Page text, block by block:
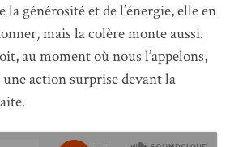
générosité et de l’énergie, elle en
mais la colère monte aussi.
au moment où nous l’appelons,
une action surprise devant la